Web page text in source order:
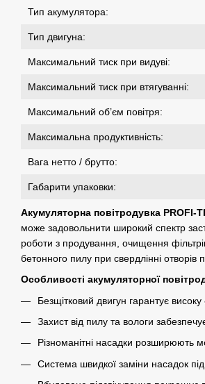
Тип акумулятора:
Тип двигуна:
Максимальний тиск при видуві:
Максимальний тиск при втягуванні:
Максимальний об’єм повітря:
Максимальна продуктивність:
Вага нетто / брутто:
Габарити упаковки:
Акумуляторна повітродувка PROFI-
може задовольнити широкий спектр
роботи з продування, очищення
бетонного пилу при свердлінні отворів
Особливості акумуляторної
Безщітковий двигун гарантує
Захист від пилу та вологи
Різноманітні насадки розширюють
Система швидкої заміни насадок